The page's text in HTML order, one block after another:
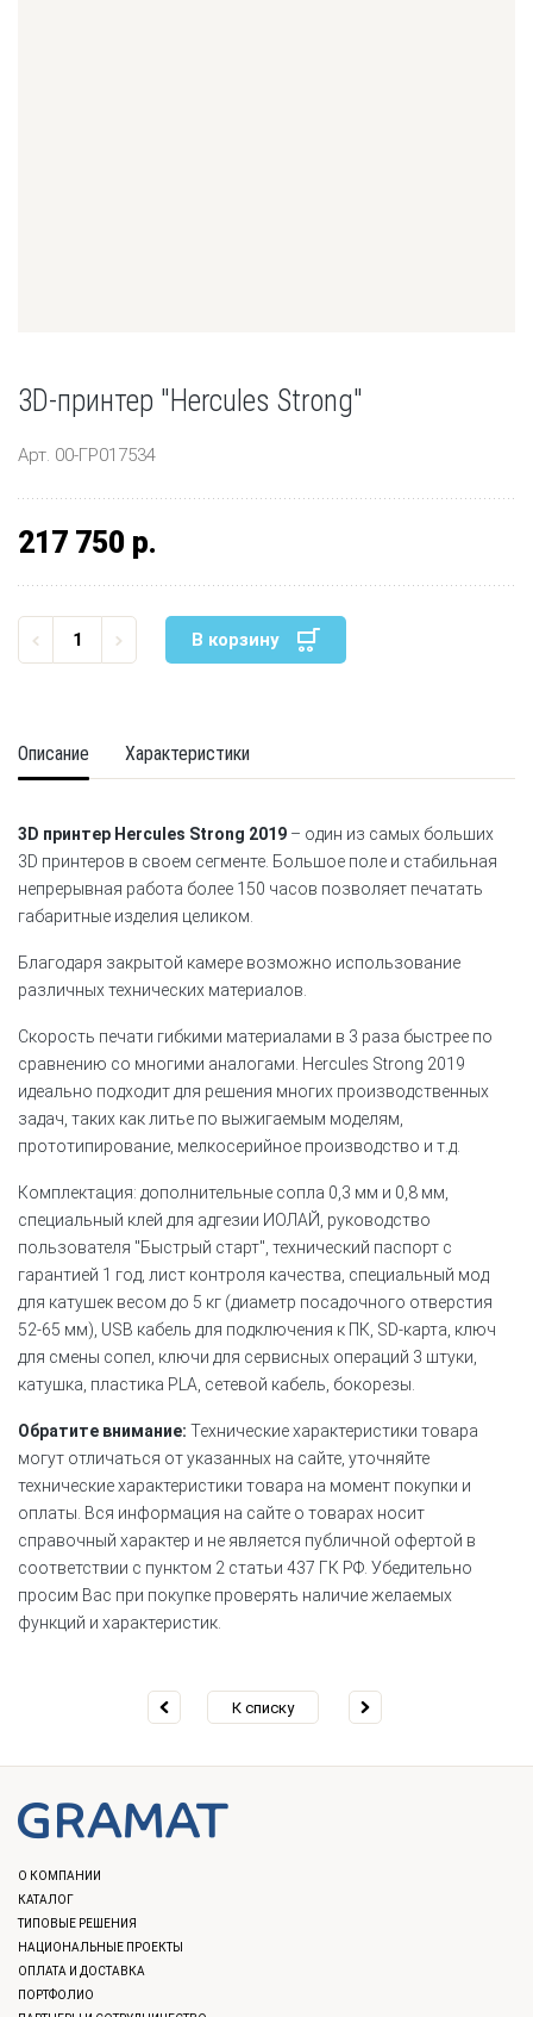
3D-принтер "Hercules Strong"
Арт. 00-ГР017534
217 750 р.
В корзину
Описание Характеристики
3D принтер Hercules Strong 2019 – один из самых больших
3D принтеров в своем сегменте. Большое поле и стабильная
непрерывная работа более 150 часов позволяет печатать
габаритные изделия целиком.
Благодаря закрытой камере возможно использование
различных технических материалов.
Скорость печати гибкими материалами в 3 раза быстрее по
сравнению со многими аналогами. Hercules Strong 2019
идеально подходит для решения многих производственных
задач, таких как литье по выжигаемым моделям,
прототипирование, мелкосерийное производство и т.д.
Комплектация: дополнительные сопла 0,3 мм и 0,8 мм,
специальный клей для адгезии ИОЛАЙ, руководство
пользователя "Быстрый старт", технический паспорт с
гарантией 1 год, лист контроля качества, специальный мод
для катушек весом до 5 кг (диаметр посадочного отверстия
52-65 мм), USB кабель для подключения к ПК, SD-карта, ключ
для смены сопел, ключи для сервисных операций 3 штуки,
катушка, пластика PLA, сетевой кабель, бокорезы.
Обратите внимание: Технические характеристики товара
могут отличаться от указанных на сайте, уточняйте
технические характеристики товара на момент покупки и
оплаты. Вся информация на сайте о товарах носит
справочный характер и не является публичной офертой в
соответствии с пунктом 2 статьи 437 ГК РФ. Убедительно
просим Вас при покупке проверять наличие желаемых
функций и характеристик.
К списку
О КОМПАНИИ
КАТАЛОГ
ТИПОВЫЕ РЕШЕНИЯ
НАЦИОНАЛЬНЫЕ ПРОЕКТЫ
ОПЛАТА И ДОСТАВКА
ПОРТФОЛИО